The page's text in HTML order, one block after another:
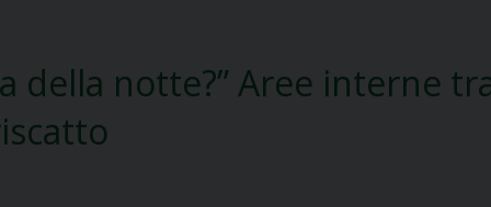
della notte?” Aree interne